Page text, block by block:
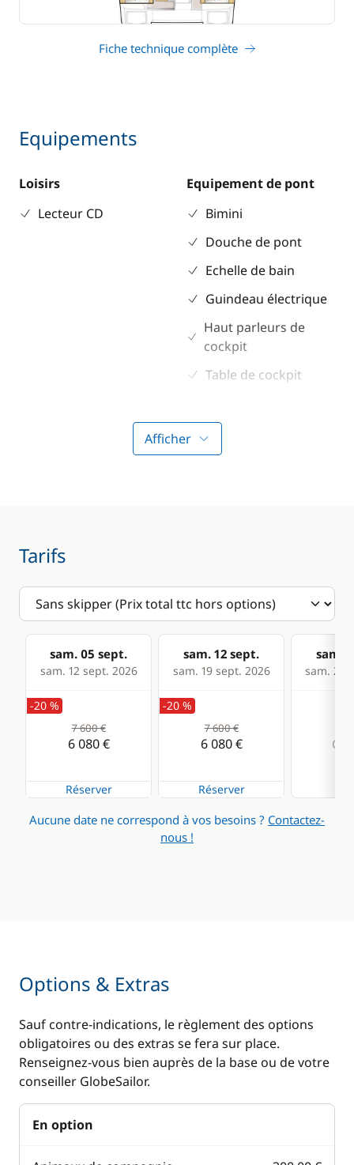
Fiche technique complète
Equipements
Loisirs
Lecteur CD
Equipement de pont
Bimini
Douche de pont
Echelle de bain
Guindeau électrique
Haut parleurs de
cockpit
Table de cockpit
Pilote automatique
VHF
Divers
Cuisine
Congélateur
Machine à café
Réfrigérateur
Confort
Climatisation
Eau chaude
Générateur
Afficher
Tarifs
sam. 05 sept.
sam. 12 sept. 2026
sam. 12 sept.
sam. 19 sept. 2026
sam.
sam. 26
-20 %
7 600 €
6 080 €
Réserver
-20 %
7 600 €
6 080 €
Réserver
Aucune date ne correspond à vos besoins ? Contactez-
nous !
Options & Extras
Sauf contre-indications, le règlement des options
obligatoires ou des extras se fera sur place.
Renseignez-vous bien auprès de la base ou de votre
conseiller GlobeSailor.
En option